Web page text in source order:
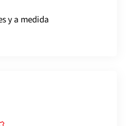
y a medida